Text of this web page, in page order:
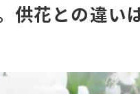
供花との違い